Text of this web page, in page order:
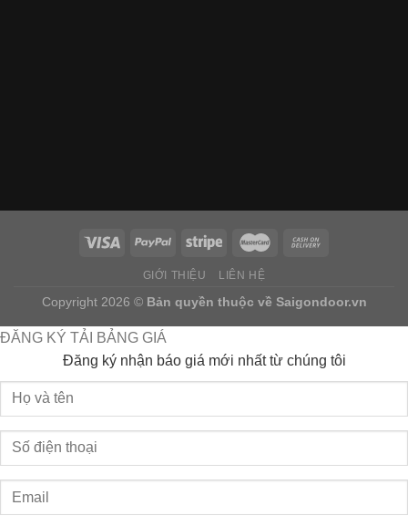
GIỚI THIỆU LIÊN HỆ
Copyright 2026 © Bản quyền thuộc về Saigondoor.vn
ĐĂNG KÝ TẢI BẢNG GIÁ
Đăng ký nhận báo giá mới nhất từ chúng tôi